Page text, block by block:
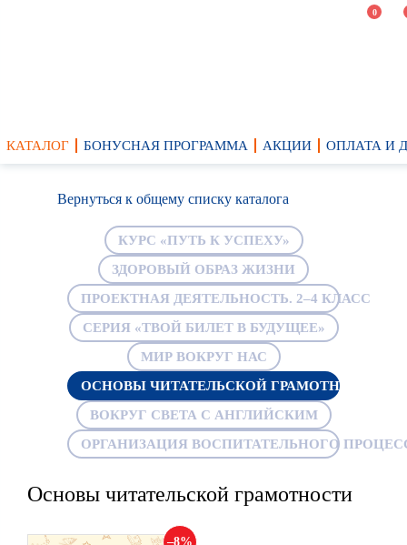
0
КАТАЛОГ БОНУСНАЯ ПРОГРАММА АКЦИИ ОПЛАТА И
Вернуться к общему списку каталога
КУРС «ПУТЬ К УСПЕХУ»
ЗДОРОВЫЙ ОБРАЗ ЖИЗНИ
ПРОЕКТНАЯ ДЕЯТЕЛЬНОСТЬ. 2–4 КЛАСС
СЕРИЯ «ТВОЙ БИЛЕТ В БУДУЩЕЕ»
МИР ВОКРУГ НАС
ОСНОВЫ ЧИТАТЕЛЬСКОЙ ГРАМОТНОСТИ
ВОКРУГ СВЕТА С АНГЛИЙСКИМ
ОРГАНИЗАЦИЯ ВОСПИТАТЕЛЬНОГО
Основы читательской грамотности
8